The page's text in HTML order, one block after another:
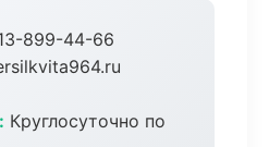
899-44-66
Круглосуточно по